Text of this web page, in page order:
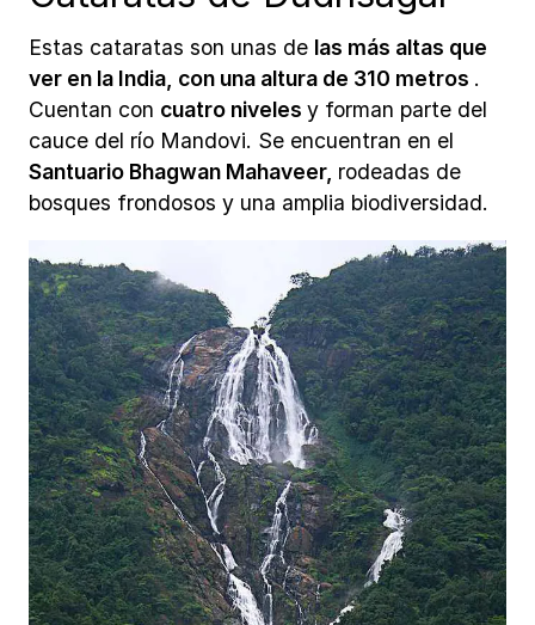
Estas cataratas son unas de las más altas que
ver en la India, con una altura de 310 metros .
Cuentan con cuatro niveles y forman parte del
cauce del río Mandovi. Se encuentran en el
Santuario Bhagwan Mahaveer, rodeadas de
bosques frondosos y una amplia biodiversidad.